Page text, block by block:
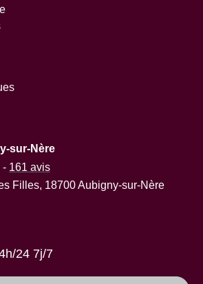
sur-Nère
- 161 avis
Filles, 18700 Aubigny-sur-Nère
24 7j/7